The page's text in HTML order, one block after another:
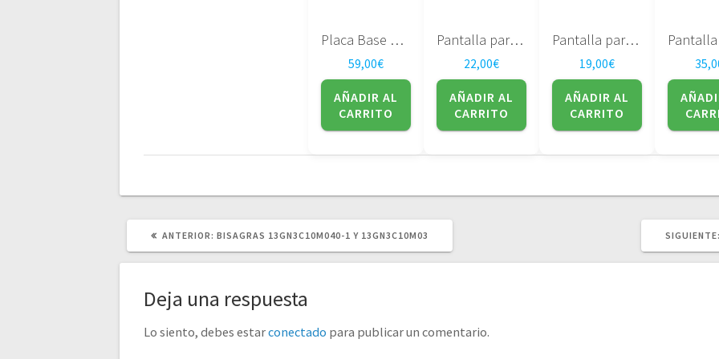
Placa Base Dell XPS M1530 PP28L 48.4W101.011
59,00€
AÑADIR AL
CARRITO
Pantalla para portatil LG Philips 15.0″ – Lp150x08 (tl) (ac)
22,00€
AÑADIR AL
CARRITO
Pantalla para portatil LTN141XA-L01 14.1″ – SAMSUNG
19,00€
AÑADIR AL
CARRITO
ANTERIOR: POST
BISAGRAS 13GN3C10M040-1 Y 13GN3C10M03 SIGUIENTE:
Deja una respuesta
Lo siento, debes estarconectado para publicar un comentario.